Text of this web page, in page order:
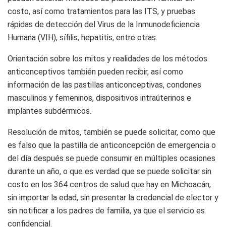
costo, así como tratamientos para las ITS, y pruebas
rápidas de detección del Virus de la Inmunodeficiencia
Humana (VIH), sífilis, hepatitis, entre otras.
Orientación sobre los mitos y realidades de los métodos
anticonceptivos también pueden recibir, así como
información de las pastillas anticonceptivas, condones
masculinos y femeninos, dispositivos intraúterinos e
implantes subdérmicos.
Resolución de mitos, también se puede solicitar, como que
es falso que la pastilla de anticoncepción de emergencia o
del día después se puede consumir en múltiples ocasiones
durante un año, o que es verdad que se puede solicitar sin
costo en los 364 centros de salud que hay en Michoacán,
sin importar la edad, sin presentar la credencial de elector y
sin notificar a los padres de familia, ya que el servicio es
confidencial.